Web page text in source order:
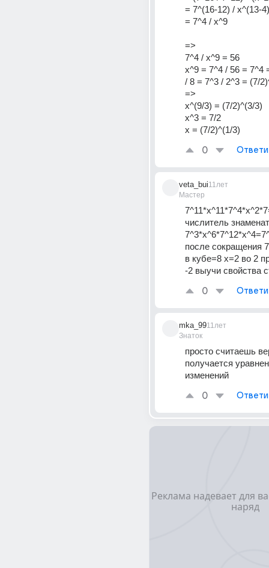
= 7^(16-12) / x^(13-
= 7^4 / x^9
=>
7^4 / x^9 = 56
x^9 = 7^4 / 56 = 7^4
/ 8 = 7^3 / 2^3 = (7/
=>
x^(9/3) = (7/2)^(3/3)
x^3 = 7/2
x = (7/2)^(1/3)
0
veta_bui
Мастер
11лет
числитель
после сокращения
в кубе=8 х=2 во 2
-2 выучи свойства
0
mka_99
Знаток
11лет
просто считаешь
получается
изменений
0